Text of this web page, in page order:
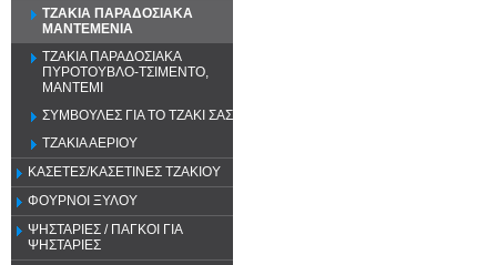
ΤΖΑΚΙΑ ΠΑΡΑΔΟΣΙΑΚΑ
ΜΑΝΤΕΜΕΝΙΑ
ΤΖΑΚΙΑ ΠΑΡΑΔΟΣΙΑΚΑ
ΠΥΡΟΤΟΥΒΛΟ-ΤΣΙΜΕΝΤΟ,
ΜΑΝΤΕΜΙ
ΣΥΜΒΟΥΛΕΣ ΓΙΑ ΤΟ ΤΖΑΚΙ ΣΑΣ
ΤΖΑΚΙΑ ΑΕΡΙΟΥ
ΚΑΣΕΤΕΣ/ΚΑΣΕΤΙΝΕΣ ΤΖΑΚΙΟΥ
ΦΟΥΡΝΟΙ ΞΥΛΟΥ
ΨΗΣΤΑΡΙΕΣ / ΠΑΓΚΟΙ ΓΙΑ
ΨΗΣΤΑΡΙΕΣ